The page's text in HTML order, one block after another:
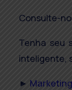
Consulte-
Tenha seu
inteligente,
►